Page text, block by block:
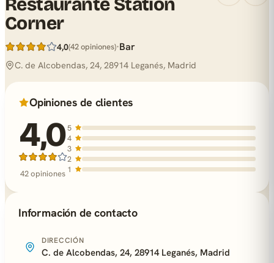
Corner
4,0(42 opiniones)·Bar
C. de Alcobendas, 24, 28914 Leganés, Madrid
Opiniones de clientes
4,0
42 opiniones
5
4
3
2
1
Información de contacto
DIRECCIÓN
C. de Alcobendas, 24, 28914 Leganés, Madrid